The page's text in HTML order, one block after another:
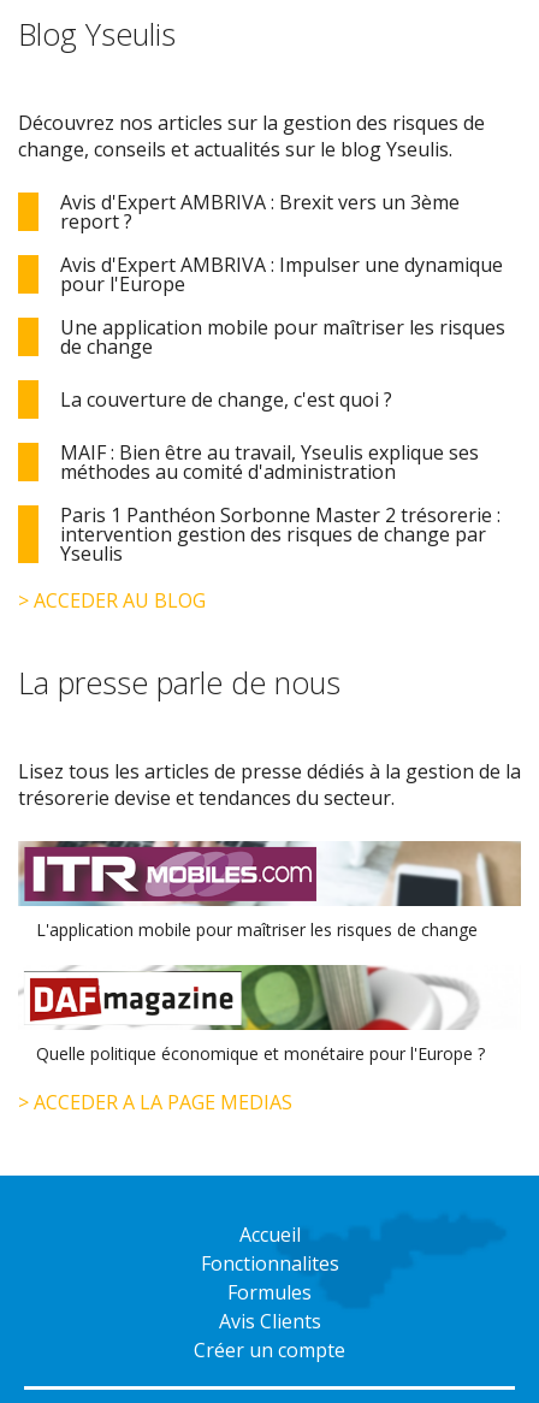
Blog Yseulis
Découvrez nos articles sur la gestion des risques de
change, conseils et actualités sur le blog Yseulis.
Avis d'Expert AMBRIVA : Brexit vers un 3ème
report ?
Avis d'Expert AMBRIVA : Impulser une dynamique
pour l'Europe
Une application mobile pour maîtriser les risques
de change
La couverture de change, c'est quoi ?
MAIF : Bien être au travail, Yseulis explique ses
méthodes au comité d'administration
Paris 1 Panthéon Sorbonne Master 2 trésorerie :
intervention gestion des risques de change par
Yseulis
> ACCEDER AU BLOG
La presse parle de nous
Lisez tous les articles de presse dédiés à la gestion de la
trésorerie devise et tendances du secteur.
L'application mobile pour maîtriser les risques de change
Quelle politique économique et monétaire pour l'Europe ?
> ACCEDER A LA PAGE MEDIAS
Accueil
Fonctionnalites
Formules
Avis Clients
Créer un compte